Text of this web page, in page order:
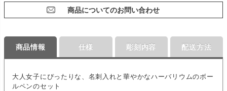
商品についてのお問い合わせ
商品情報
大人女子にぴったりな、名刺入れと華やかなハーバリウムのボー
ルペンのセット
仕様 彫刻内容 配送方法